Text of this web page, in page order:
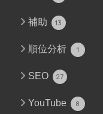
補助 13
順位分析 1
SEO 27
YouTube 8